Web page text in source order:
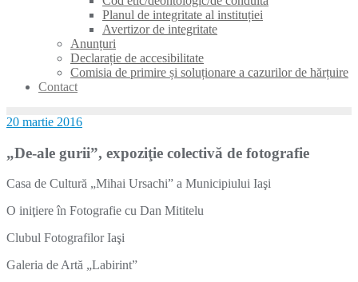
Planul de integritate al instituției
Avertizor de integritate
Anunțuri
Declarație de accesibilitate
Comisia de primire și soluționare a cazurilor de hărțuire
Contact
20 martie 2016
„De-ale gurii”, expoziţie colectivă de fotografie
Casa de Cultură „Mihai Ursachi” a Municipiului Iaşi
O iniţiere în Fotografie cu Dan Mititelu
Clubul Fotografilor Iaşi
Galeria de Artă „Labirint”